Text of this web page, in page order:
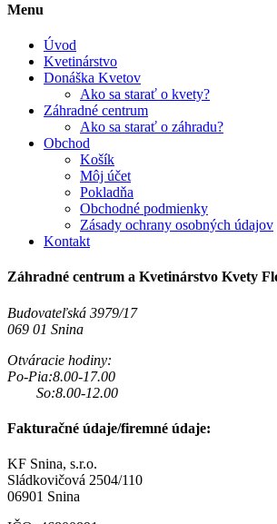
Menu
Úvod
Kvetinárstvo
Donáška Kvetov
Ako sa starať o kvety?
Záhradné centrum
Ako sa starať o záhradu?
Obchod
Košík
Môj účet
Pokladňa
Obchodné podmienky
Zásady ochrany osobných údajov
Kontakt
Záhradné centrum a Kvetinárstvo Kvety
Budovateľská 3979/17
069 01 Snina
Otváracie hodiny:
Po-Pia:8.00-17.00
So:8.00-12.00
Fakturačné údaje/firemné údaje:
KF Snina, s.r.o.
Sládkovičová 2504/110
06901 Snina